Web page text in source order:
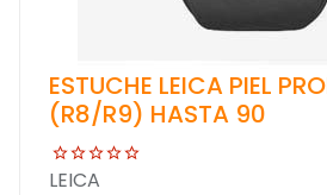
ESTUCHE LEICA PIEL
(R8/R9) HASTA 90
LEICA